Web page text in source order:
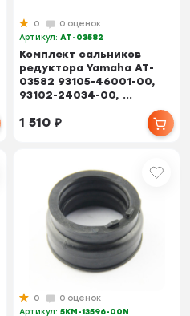
0
0 оценок
Артикул:AT-03582
Комплект сальников
редуктора Yamaha AT-
03582 93105-46001-00,
93102-24034-00, ...
1 510₽
0
0 оценок
Артикул:5KM-13596-00N